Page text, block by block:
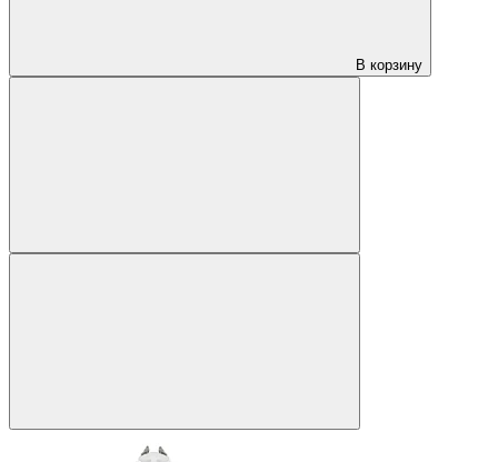
В корзину